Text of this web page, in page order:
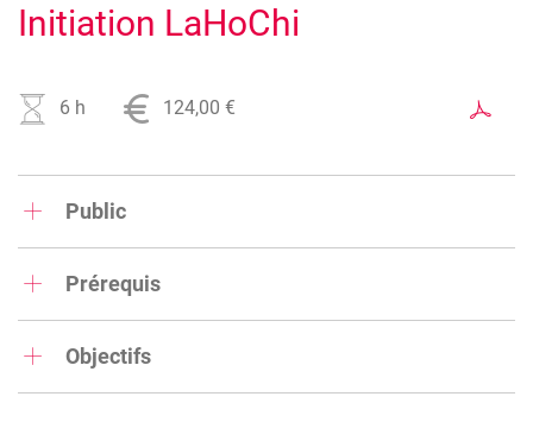
Initiation LaHoChi
6 h 124,00 €
Public
coachs...Prérequis
Objectifs